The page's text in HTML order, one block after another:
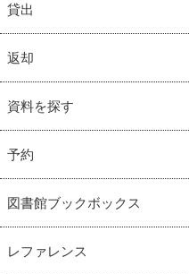
貸出
返却
資料を探す
予約
図書館ブックボックス
レファレンス